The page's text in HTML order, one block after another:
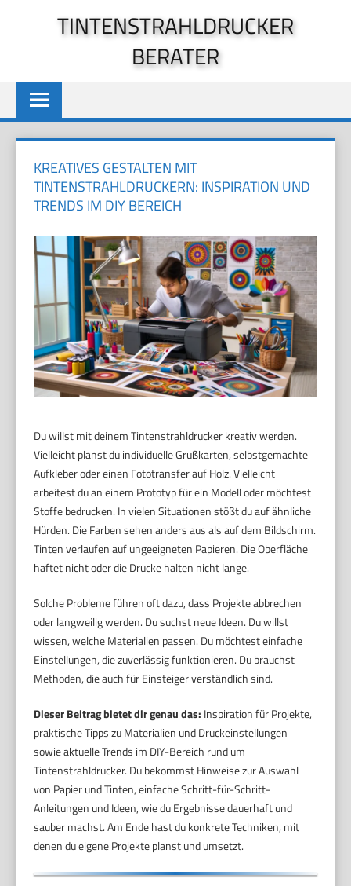
TINTENSTRAHLDRUCKER
BERATER
KREATIVES GESTALTEN MIT
TINTENSTRAHLDRUCKERN: INSPIRATION UND
TRENDS IM DIY BEREICH
Du willst mit deinem Tintenstrahldrucker kreativ werden.
Vielleicht planst du individuelle Grußkarten, selbstgemachte
Aufkleber oder einen Fototransfer auf Holz. Vielleicht
arbeitest du an einem Prototyp für ein Modell oder möchtest
Stoffe bedrucken. In vielen Situationen stößt du auf ähnliche
Hürden. Die Farben sehen anders aus als auf dem Bildschirm.
Tinten verlaufen auf ungeeigneten Papieren. Die Oberfläche
haftet nicht oder die Drucke halten nicht lange.
Solche Probleme führen oft dazu, dass Projekte abbrechen
oder langweilig werden. Du suchst neue Ideen. Du willst
wissen, welche Materialien passen. Du möchtest einfache
Einstellungen, die zuverlässig funktionieren. Du brauchst
Methoden, die auch für Einsteiger verständlich sind.
Dieser Beitrag bietet dir genau das: Inspiration für Projekte,
praktische Tipps zu Materialien und Druckeinstellungen
sowie aktuelle Trends im DIY-Bereich rund um
Tintenstrahldrucker. Du bekommst Hinweise zur Auswahl
von Papier und Tinten, einfache Schritt-für-Schritt-
Anleitungen und Ideen, wie du Ergebnisse dauerhaft und
sauber machst. Am Ende hast du konkrete Techniken, mit
denen du eigene Projekte planst und umsetzt.